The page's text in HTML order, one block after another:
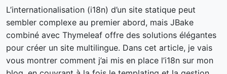
L’internationalisation (i18n) d’un site statique peut
sembler complexe au premier abord, mais JBake
combiné avec Thymeleaf offre des solutions élégantes
pour créer un site multilingue. Dans cet article, je vais
vous montrer comment j’ai mis en place l’i18n sur mon